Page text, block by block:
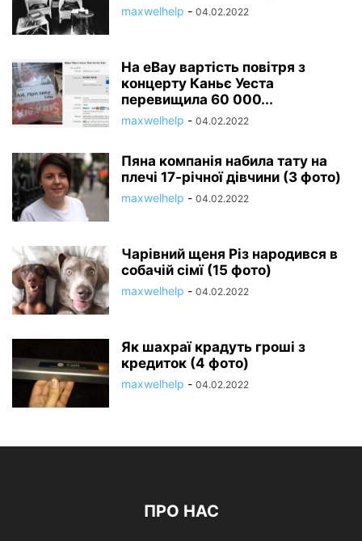
maxwelhelp - 04.02.2022
На eBay вартість повітря з
концерту Каньє Уеста
перевищила 60 000...
maxwelhelp - 04.02.2022
Пяна компанія набила тату на
плечі 17-річної дівчини (3 фото)
maxwelhelp - 04.02.2022
Чарівний щеня Різ народився в
собачій сімї (15 фото)
maxwelhelp - 04.02.2022
Як шахраї крадуть гроші з
кредиток (4 фото)
maxwelhelp - 04.02.2022
ПРО НАС